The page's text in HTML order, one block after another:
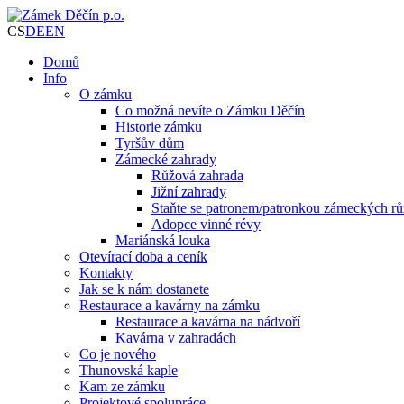
CSDEEN
Domů
Info
O zámku
Co možná nevíte o Zámku Děčín
Historie zámku
Tyršův dům
Zámecké zahrady
Růžová zahrada
Jižní zahrady
Staňte se patronem/patronkou zámeckých
Adopce vinné révy
Mariánská louka
Otevírací doba a ceník
Kontakty
Jak se k nám dostanete
Restaurace a kavárny na zámku
Restaurace a kavárna na nádvoří
Kavárna v zahradách
Co je nového
Thunovská kaple
Kam ze zámku